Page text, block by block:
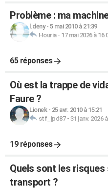
Problème : ma
l.deny- 5 mai 2010 à 21:39
Houria- 17 mai 2026 à
65 réponses
Où est la trappe de
Faure ?
Lionek- 25 avr. 2010 à 15:21
stf_jpd87- 31 janv. 2026
19 réponses
Quels sont les risques
transport ?